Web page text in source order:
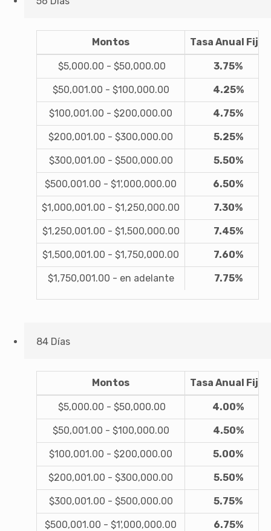
Montos Tasa Anual Fija
$5,000.00 - $50,000.00 3.75%
$50,001.00 - $100,000.00 4.25%
$100,001.00 - $200,000.00 4.75%
$200,001.00 - $300,000.00 5.25%
$300,001.00 - $500,000.00 5.50%
$500,001.00 - $1',000,000.00 6.50%
$1,000,001.00 - $1,250,000.00 7.30%
$1,250,001.00 - $1,500,000.00 7.45%
$1,500,001.00 - $1,750,000.00 7.60%
$1,750,001.00 - en adelante 7.75%
84 Días
Montos Tasa Anual Fija
$5,000.00 - $50,000.00 4.00%
$50,001.00 - $100,000.00 4.50%
$100,001.00 - $200,000.00 5.00%
$200,001.00 - $300,000.00 5.50%
$300,001.00 - $500,000.00 5.75%
$500,001.00 - $1',000,000.00 6.75%